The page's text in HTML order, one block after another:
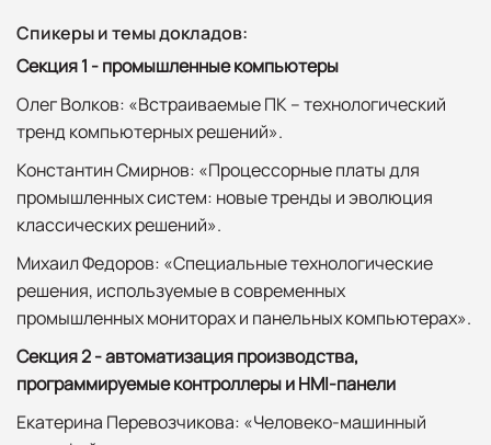
Спикеры и темы докладов:
Секция 1 - промышленные компьютеры
Олег Волков: «Встраиваемые ПК – технологический
тренд компьютерных решений».
Константин Смирнов: «Процессорные платы для
промышленных систем: новые тренды и эволюция
классических решений».
Михаил Федоров: «Специальные технологические
решения, используемые в современных
промышленных мониторах и панельных компьютерах».
Секция 2 - автоматизация производства,
программируемые контроллеры и HMI-панели
Екатерина Перевозчикова: «Человеко-машинный